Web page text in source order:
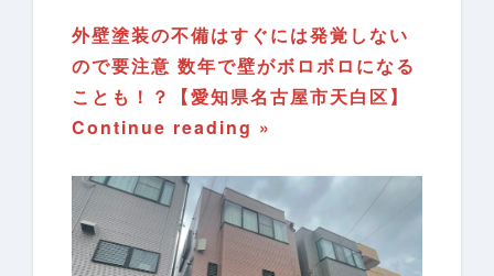
外壁塗装の不備はすぐには発覚しない
ので要注意 数年で壁がボロボロになる
ことも！？【愛知県名古屋市天白区】
Continue reading »